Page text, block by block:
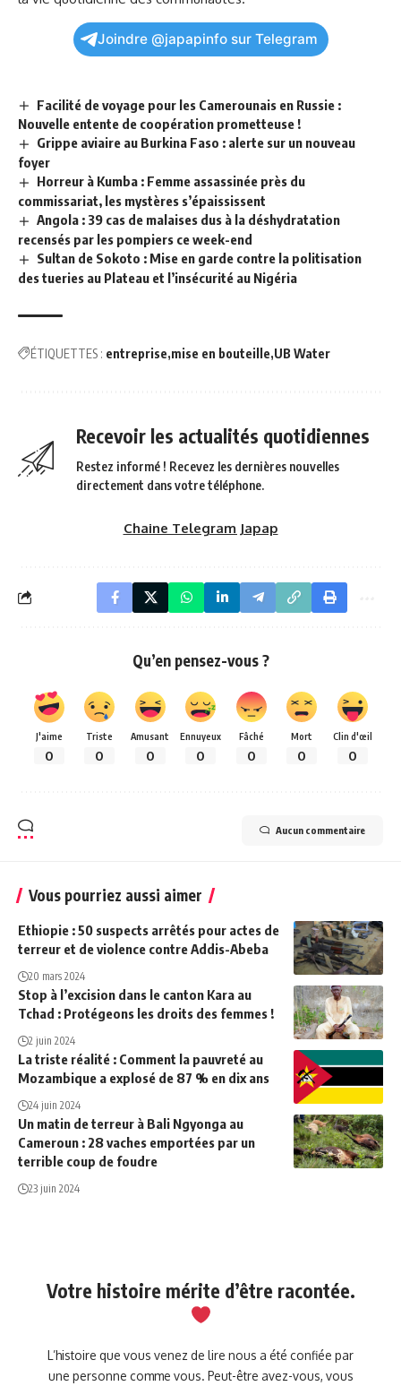
Joindre @japapinfo sur Telegram
Facilité de voyage pour les Camerounais en Russie :
Nouvelle entente de coopération prometteuse !
Grippe aviaire au Burkina Faso : alerte sur un nouveau
foyer
Horreur à Kumba : Femme assassinée près du
commissariat, les mystères s’épaississent
Angola : 39 cas de malaises dus à la déshydratation
recensés par les pompiers ce week-end
Sultan de Sokoto : Mise en garde contre la politisation
des tueries au Plateau et l’insécurité au Nigéria
ÉTIQUETTES : entreprise mise en bouteille UB Water
Recevoir les actualités quotidiennes
Restez informé ! Recevez les dernières nouvelles
directement dans votre téléphone.
Chaine Telegram Japap
Qu’en pensez-vous ?
J'aime
0
Triste
0
Amusant
0
Ennuyeux
0
Fâché
0
Mort
0
Clin d'œil
0
Aucun commentaire
Vous pourriez aussi aimer
Ethiopie : 50 suspects arrêtés pour actes de
terreur et de violence contre Addis-Abeba
20 mars 2024
Stop à l’excision dans le canton Kara au
Tchad : Protégeons les droits des femmes !
2 juin 2024
La triste réalité : Comment la pauvreté au
Mozambique a explosé de 87 % en dix ans
24 juin 2024
Un matin de terreur à Bali Ngyonga au
Cameroun : 28 vaches emportées par un
terrible coup de foudre
23 juin 2024
Votre histoire mérite d’être racontée.
L’histoire que vous venez de lire nous a été confiée par
une personne comme vous. Peut-être avez-vous, vous